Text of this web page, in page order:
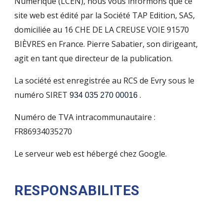
site web est édité par la Société TAP Edition, SAS,
domiciliée au 16 CHE DE LA CREUSE VOIE 91570
BIÈVRES en France. Pierre Sabatier, son dirigeant,
agit en tant que directeur de la publication.
La société est enregistrée au RCS de Evry sous le
numéro SIRET934 035 270 00016 .
Numéro de TVA intracommunautaire :
FR86934035270
Le serveur web est hébergé chez Google.
RESPONSABILITES